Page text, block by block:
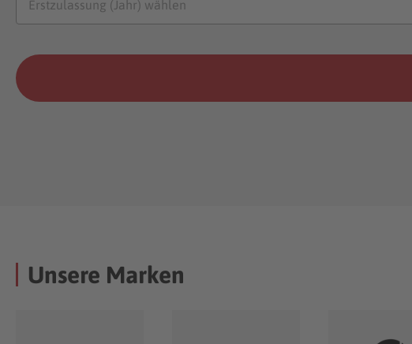
Unsere Marken